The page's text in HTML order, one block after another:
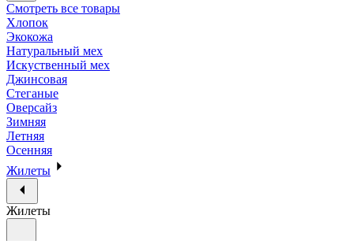
Смотреть все товары
Хлопок
Экокожа
Натуральный мех
Искуственный мех
Джинсовая
Стеганые
Оверсайз
Зимняя
Летняя
Осенняя
Жилеты
Жилеты